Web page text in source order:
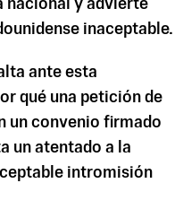
nacional y advierte
inaceptable.
ante esta
qué una petición de
un convenio firmado
un atentado a la
intromisión